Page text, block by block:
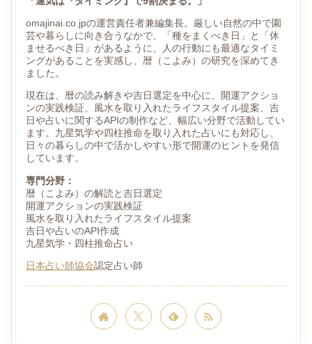
omajinai.co.jpの運営責任者兼編集長。厳しい自然の中で園
芸や暮らしに向き合うなかで、「種をまくべき日」と「休
ませるべき日」があるように、人の行動にも最適なタイミ
ングがあることを実感し、暦（こよみ）の研究を深めてき
ました。
現在は、暦の読み解きや吉日選定を中心に、開運アクショ
ンの実践検証、風水を取り入れたライフスタイル提案、吉
日や占いに関するAPIの制作など、幅広い分野で活動してい
ます。九星気学や四柱推命を取り入れた占いにも対応し、
日々の暮らしの中で活かしやすい形で開運のヒントを発信
しています。
専門分野：
暦（こよみ）の解読と吉日選定
開運アクションの実践検証
風水を取り入れたライフスタイル提案
吉日や占いのAPI作成
九星気学・四柱推命占い
日本占い師協会認定占い師